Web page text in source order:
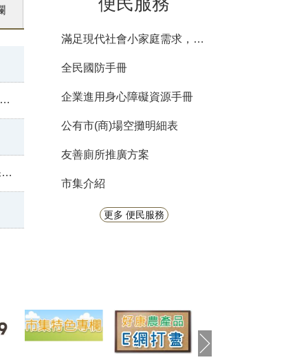
滿足現代社會小家庭需求，市場即食、即烹食材、便利料理包等商品列表
全民國防手冊
企業進用身心障礙資源手冊
公有市(商)場空攤明細表
友善廁所推廣方案
市集介紹
更多 便民服務